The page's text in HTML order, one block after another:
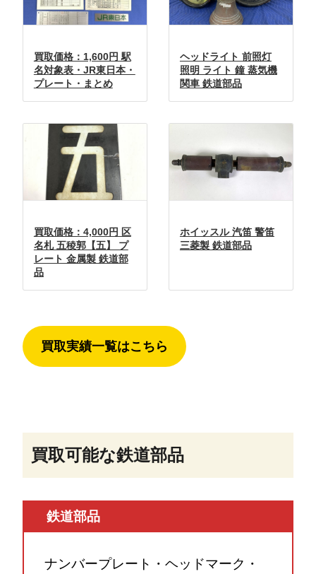
買取価格：1,600円 駅
名対象表・JR東日本・
プレート・まとめ
ヘッドライト 前照灯
照明 ライト 鐘 蒸気機
関車 鉄道部品
買取価格：4,000円 区
名札 五稜郭【五】 プ
レート 金属製 鉄道部
品
ホイッスル 汽笛 警笛
三菱製 鉄道部品
買取実績一覧はこちら
買取可能な鉄道部品
鉄道部品
ナンバープレート・ヘッドマーク・